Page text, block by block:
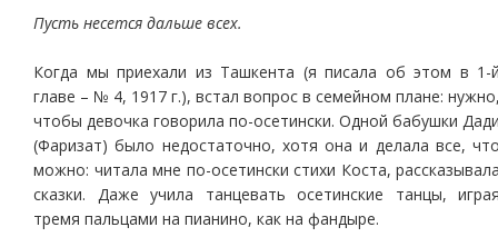
Пусть несется дальше всех.
Когда мы приехали из Ташкента (я писала об этом в 1-
главе – № 4, 1917 г.), встал вопрос в семейном плане:
чтобы девочка говорила по-осетински. Одной бабушки
(Фаризат) было недостаточно, хотя она и делала все,
можно: читала мне по-осетински стихи Коста,
сказки. Даже учила танцевать осетинские танцы,
тремя пальцами на пианино, как на фандыре.